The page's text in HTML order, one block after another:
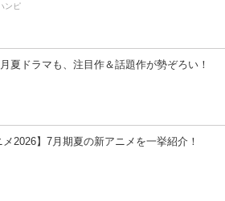
ンピ
夏ドラマも、注目作＆話題作が勢ぞろい！
メ2026】7月期夏の新アニメを一挙紹介！